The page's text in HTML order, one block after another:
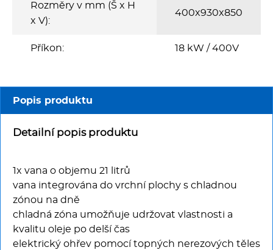
Multifunkce - speciály
Vařiče a výrobníky těstovin
Vodní lázně
Nerez
Rozměry v mm (Š x H
x V):
400x930x850
Příkon: 18 kW / 400V
Popis produktu
Detailní popis produktu
1x vana o objemu 21 litrů
vana integrována do vrchní plochy s chladnou
zónou na dně
chladná zóna umožňuje udržovat vlastnosti a
kvalitu oleje po delší čas
elektrický ohřev pomocí topných nerezových těles